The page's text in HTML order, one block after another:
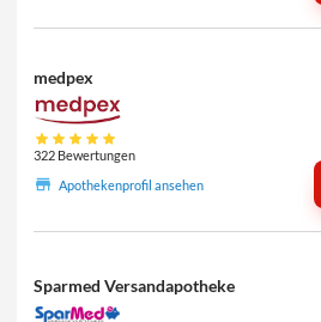
medpex
322 Bewertungen
Apothekenprofil ansehen
Sparmed Versandapotheke